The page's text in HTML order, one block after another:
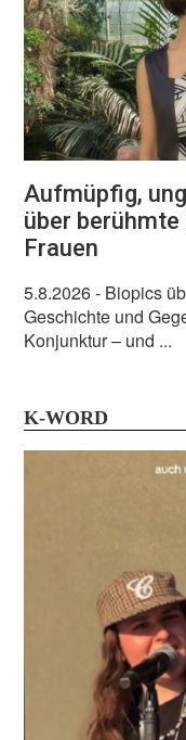
Aufmüpfig,
über
Frauen
5.8.2026- Biopics
Geschichte und
Konjunktur – und ...
K-WORD